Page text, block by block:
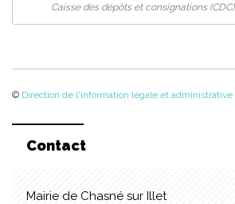
Caisse des dépôts et consignations (CDC)
© Direction de l'information légale et administrative
Contact
Mairie de Chasné sur Illet